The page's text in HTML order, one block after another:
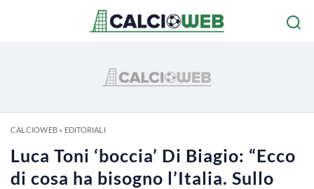
CALCIOWEB» EDITORIALI
Luca Toni ‘boccia’ Di Biagio: “Ecco
di cosa ha bisogno l’Italia. Sullo